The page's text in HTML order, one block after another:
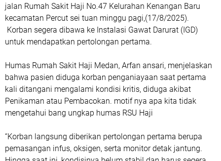
jalan Rumah Sakit Haji No.47 Kelurahan Kenangan Baru
kecamatan Percut sei tuan minggu pagi,(17/8/2025).
Korban segera dibawa ke Instalasi Gawat Darurat (IGD)
untuk mendapatkan pertolongan pertama.
Humas Rumah Sakit Haji Medan, Arfan ansari, menjelaskan
bahwa pasien diduga korban penganiayaan saat pertama
kali ditangani mengalami kondisi kritis, diduga akibat
Penikaman atau Pembacokan. motif nya apa kita tidak
mengetahui bang ungkap humas RSU Haji
“Korban langsung diberikan pertolongan pertama berupa
pemasangan infus, oksigen, serta monitor detak jantung.